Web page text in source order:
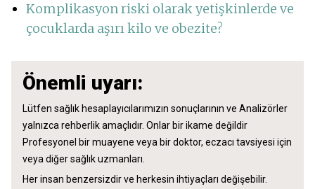
Komplikasyon riski olarak yetişkinlerde ve
çocuklarda aşırı kilo ve obezite?
Önemli uyarı:
Lütfen sağlık hesaplayıcılarımızın sonuçlarının ve Analizörler
yalnızca rehberlik amaçlıdır. Onlar bir ikame değildir
Profesyonel bir muayene veya bir doktor, eczacı tavsiyesi için
veya diğer sağlık uzmanları.
Her insan benzersizdir ve herkesin ihtiyaçları değişebilir.